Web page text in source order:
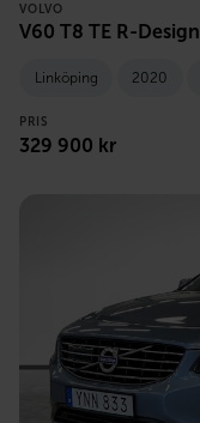
VOLVO
V60 T8 TE R-Design
Linköping 2020
PRIS
329 900 kr